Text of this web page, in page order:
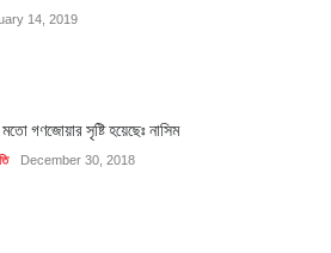
14, 2019
গণজোয়ার সৃষ্টি হয়েছেঃ নাসিম
December 30, 2018